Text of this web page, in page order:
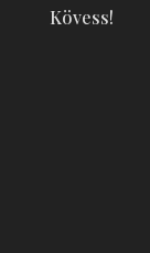
Kövess!